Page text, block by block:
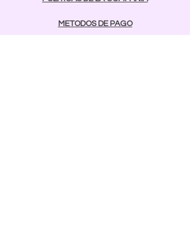
METODOS DE PAGO